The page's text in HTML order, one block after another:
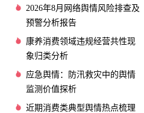
2026年8月网络舆情风险排查及
预警分析报告
康养消费领域违规经营共性现
象归类分析
应急舆情：防汛救灾中的舆情
监测价值探析
近期消费类典型舆情热点梳理